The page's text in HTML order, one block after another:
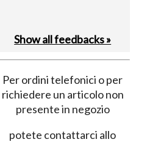
Show all feedbacks »
Per ordini telefonici o per
richiedere un articolo non
presente in negozio
potete contattarci allo